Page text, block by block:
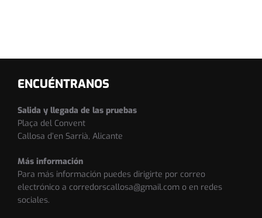
ENCUÉNTRANOS
Salida y llegada de las pruebas
Plaça del Convent
Callosa d’en Sarrià, Alicante
Más información
Para más información puedes dirigirte por correo
electrónico a corredorscallosa@gmail.com o en redes
sociales.